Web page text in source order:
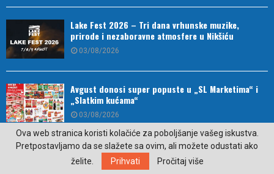
Lake Fest 2026 – Tri dana vrhunske muzike,
prirode i nezaboravne atmosfere u Nikšiću
03/08/2026
Avgust donosi super popuste u „SL Marketima“ i
„Slatkim kućama“
03/08/2026
Ženski pčelinjak iz Hercegovine dio turističke
ponude Nacionalne geografije (VIDEO)
Ova web stranica koristi kolačiće za poboljšanje vašeg iskustva.
Pretpostavljamo da se slažete sa ovim, ali možete odustati ako
želite.
Prihvati Pročitaj više